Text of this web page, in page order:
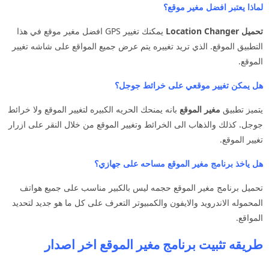
لماذا يعتبر افضل مغير موقع؟
تحميل Location Changer
يمكنك تغيير GPS افضل مغير موقع في هذا
التطبيق الموقع. الذي تريد تغييره يتم عرض جميع المواقع على شاشه تغيير
الموقع.
هل يمكن تغيير موقعي على خرائط جوجل؟
يتميز تطبيق مغير الموقع بانه يمنحك الحريه الكبيره لتغيير الموقع ولا خرائط
جوجل. كذلك والذهاب الى الخرائط وتغيير الموقع من خلال النقر على ازرار
تغيير الموقع.
هل ياخذ برنامج مغير الموقع مساحه على جهازي؟
تحميل برنامج مغير الموقع حجمه ليس بالكبير مناسب على جميع هواتف
المحموله الاندرويد والايفون والكمبيوتر التعرف على كل ما هو جديد لتحديد
المواقع.
طريقه تثبيت برنامج مغير الموقع اخر اصدار